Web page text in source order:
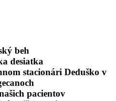
beh
desiatka
stacionári Deduško v
pacientov